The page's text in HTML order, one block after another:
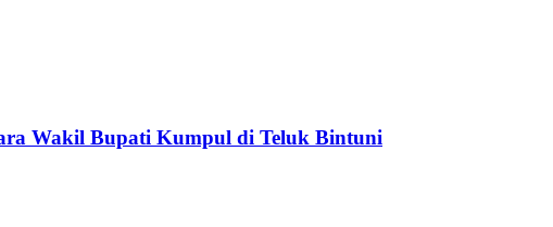
Wakil Bupati Kumpul di Teluk Bintuni